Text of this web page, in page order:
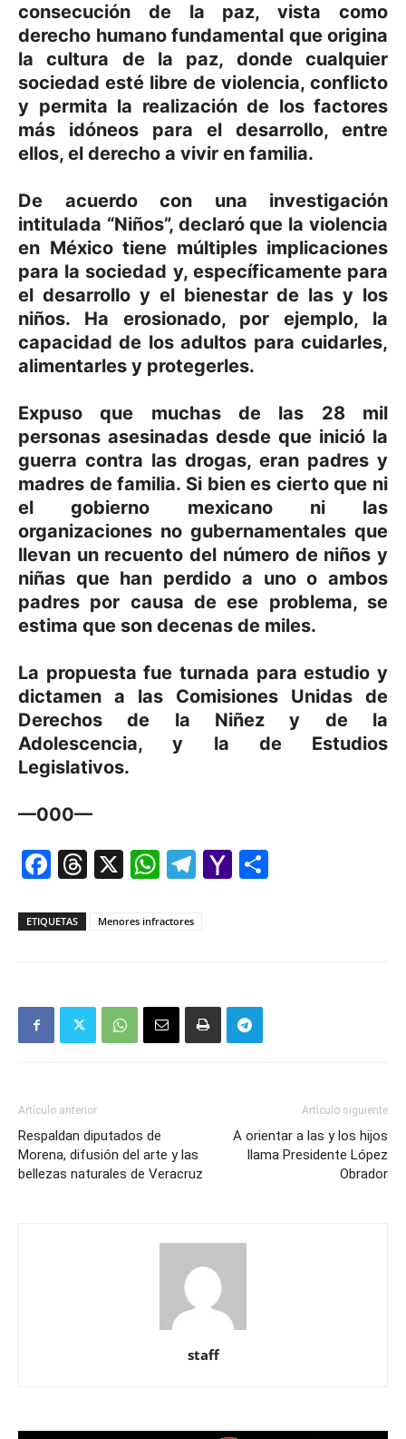
consecución de la paz, vista como
derecho humano fundamental que origina
la cultura de la paz, donde cualquier
sociedad esté libre de violencia, conflicto
y permita la realización de los factores
más idóneos para el desarrollo, entre
ellos, el derecho a vivir en familia.
De acuerdo con una investigación
intitulada “Niños”, declaró que la violencia
en México tiene múltiples implicaciones
para la sociedad y, específicamente para
el desarrollo y el bienestar de las y los
niños. Ha erosionado, por ejemplo, la
capacidad de los adultos para cuidarles,
alimentarles y protegerles.
Expuso que muchas de las 28 mil
personas asesinadas desde que inició la
guerra contra las drogas, eran padres y
madres de familia. Si bien es cierto que ni
el gobierno mexicano ni las
organizaciones no gubernamentales que
llevan un recuento del número de niños y
niñas que han perdido a uno o ambos
padres por causa de ese problema, se
estima que son decenas de miles.
La propuesta fue turnada para estudio y
dictamen a las Comisiones Unidas de
Derechos de la Niñez y de la
Adolescencia, y la de Estudios
Legislativos.
—000—
Facebook
Threads
X WhatsApp
Telegram
Yahoo
ETIQUETAS Menores infractores
Artículo anterior
Respaldan diputados de
Morena, difusión del arte y las
bellezas naturales de Veracruz
Artículo siguiente
A orientar a las y los hijos
llama Presidente López
Obrador
staff